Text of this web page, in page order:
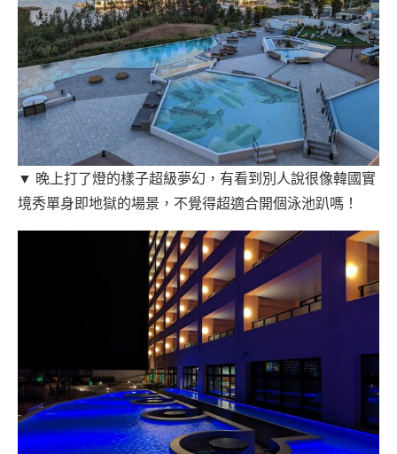
▼ 晚上打了燈的樣子超級夢幻，有看到別人說很像韓國實
境秀單身即地獄的場景，不覺得超適合開個泳池趴嗎！